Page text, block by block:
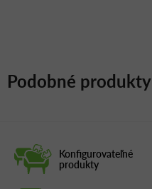
Konfigurovateľné
produkty
Podobné produkty